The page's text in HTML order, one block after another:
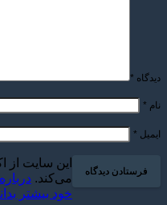
دیدگاه *
نام *
ایمیل *
این سایت
می‌کند.
خود بیشتر